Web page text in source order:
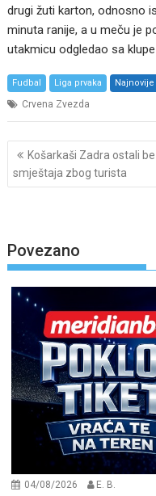
drugi žuti karton, odnosno
minuta ranije, a u meču je
utakmicu odgledao sa
Fudbal Liga prvaka Najnovije
Crvena Zvezda
Post
navigation
Košarkaši Zadra ostali
smještaja zbog turista
Povezano
04/08/2026 E. B.